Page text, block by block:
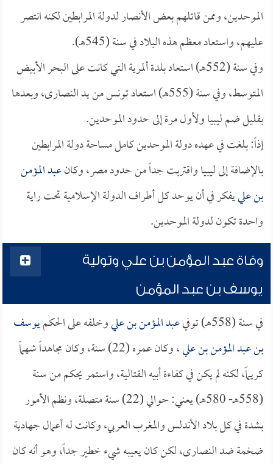
الموحدين، وممن قاتلهم بعض الأنصار لدولة المرابطين لكنه انتصر
عليهم، واستعاد معظم هذه البلاد في سنة (545هـ).
وفي سنة (552هـ) استعاد بلدة ألمرية التي كانت على البحر الأبيض
المتوسط، وفي سنة (555هـ) استعاد تونس من يد النصارى، وبعدها
بقليل ضم ليبيا ولأول مرة إلى حدود الموحدين.
إذاً: بلغت في عهده دولة الموحدين كامل مساحة دولة المرابطين
بالإضافة إلى ليبيا واقتربت جداً من حدود مصر، وكانعبد المؤمن
بن علييفكر في أن يوحد كل أطراف الدولة الإسلامية تحت راية
واحدة تكون لدولة الموحدين.
وفاة عبد المؤمن بن علي وتولية
يوسف بن عبد المؤمن
في سنة (558هـ) توفي عبد المؤمن بن عليوخلفه على الحكميوسف
بن عبد المؤمن بن علي
، وكان عمره (22) سنة، وكان مجاهداً شهماً
كريماً، لكنه لم يكن في كفاءة أبيه القتالية، واستمر يحكم من سنة
(558هـ- 580هـ) يعني: حوالي (22) سنة متصلة، ونظم الأمور
بشدة في كل بلاد الأندلس والمغرب العربي، وكانت له أعمال جهادية
ضخمة ضد النصارى، لكن كان يعيبه شيء خطير جداً، وهو أنه كان